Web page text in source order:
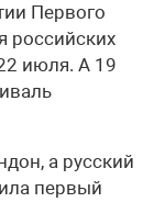
Первого
российских
июля. А 19
а русский
первый